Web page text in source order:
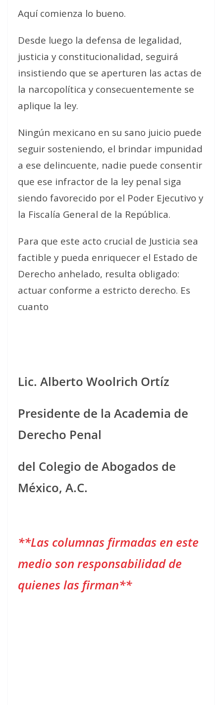
Aquí comienza lo bueno.
Desde luego la defensa de legalidad,
justicia y constitucionalidad, seguirá
insistiendo que se aperturen las actas de
la narcopolítica y consecuentemente se
aplique la ley.
Ningún mexicano en su sano juicio puede
seguir sosteniendo, el brindar impunidad
a ese delincuente, nadie puede consentir
que ese infractor de la ley penal siga
siendo favorecido por el Poder Ejecutivo y
la Fiscalía General de la República.
Para que este acto crucial de Justicia sea
factible y pueda enriquecer el Estado de
Derecho anhelado, resulta obligado:
actuar conforme a estricto derecho. Es
cuanto
Lic. Alberto Woolrich Ortíz
Presidente de la Academia de
Derecho Penal
del Colegio de Abogados de
México, A.C.
**Las columnas firmadas en este
medio son responsabilidad de
quienes las firman**